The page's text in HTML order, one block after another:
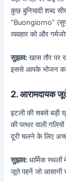
कुछ बुनियादी शब्द
“Buongiorno”
व्यवहार को और
सुझाव:खास तौर पर
इससे आपके भोजन का
2. आरामदायक
इटली की सबसे बड़ी
की पत्थर वाली
दूरी चलने के लिए
सुझाव: धार्मिक
जूते पहनें जो आसानी